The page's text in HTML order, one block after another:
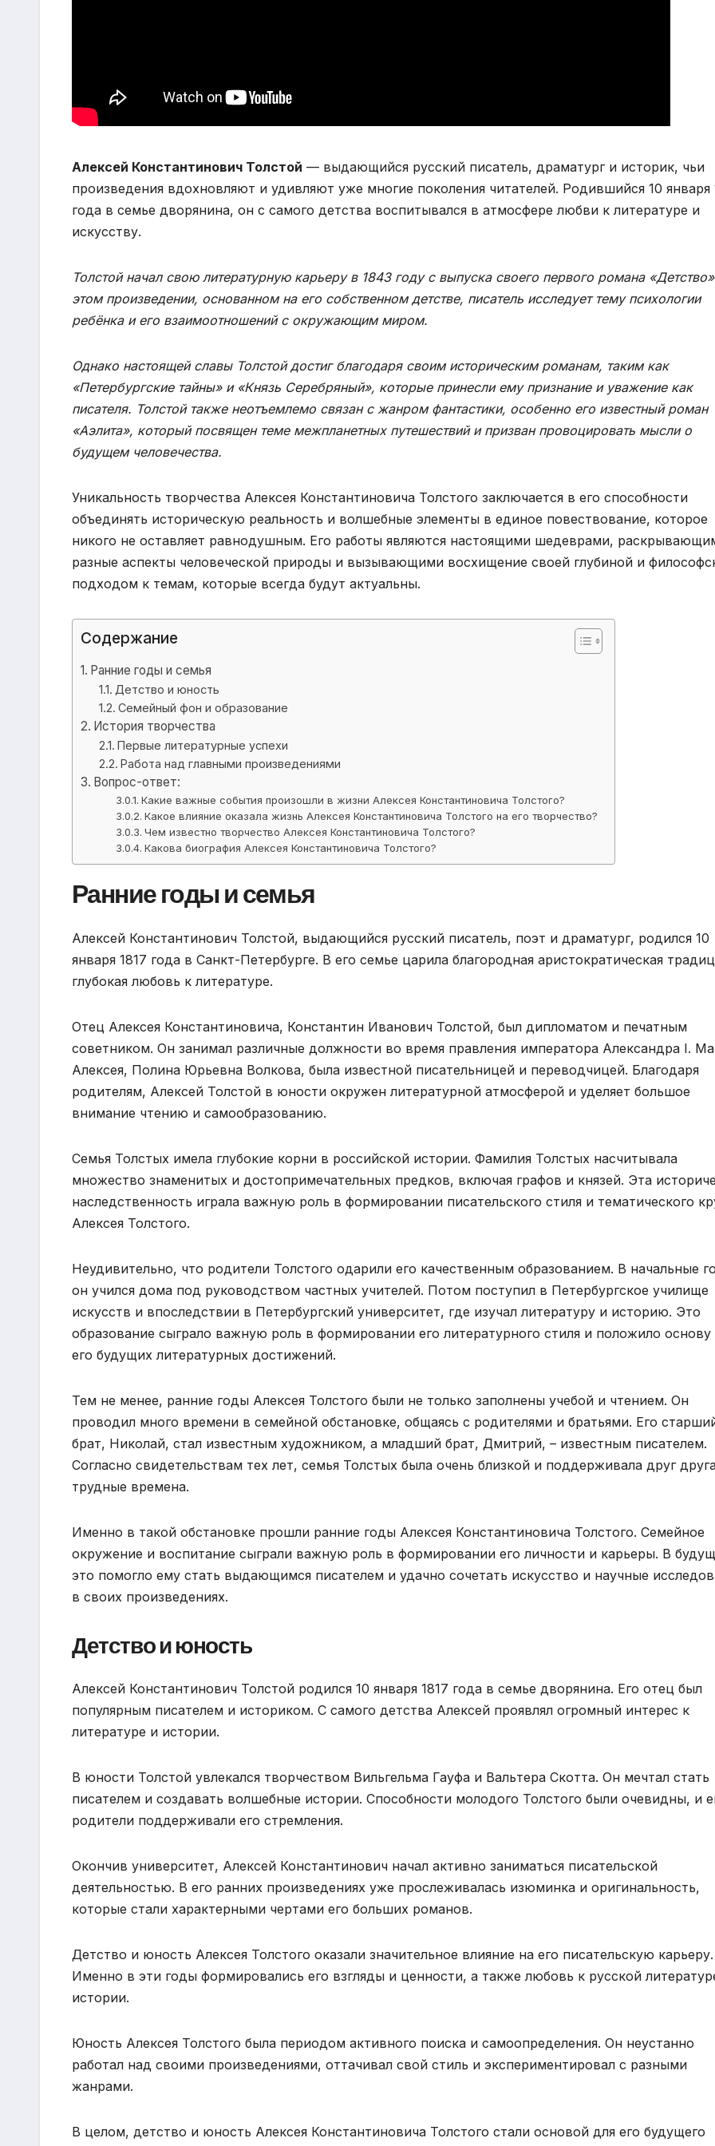
Алексей Константинович Толстой — выдающийся русский писатель, драматург и историк, чьи
произведения вдохновляют и удивляют уже многие поколения читателей. Родившийся 10 января
года в семье дворянина, он с самого детства воспитывался в атмосфере любви к литературе и
искусству.
Толстой начал свою литературную карьеру в 1843 году с выпуска своего первого романа
этом произведении, основанном на его собственном детстве, писатель исследует тему психологии
ребёнка и его взаимоотношений с окружающим миром.
Однако настоящей славы Толстой достиг благодаря своим историческим романам, таким как
«Петербургские тайны» и «Князь Серебряный», которые принесли ему признание и уважение как
писателя. Толстой также неотъемлемо связан с жанром фантастики, особенно его известный роман
«Аэлита», который посвящен теме межпланетных путешествий и призван провоцировать мысли о
будущем человечества.
Уникальность творчества Алексея Константиновича Толстого заключается в его способности
объединять историческую реальность и волшебные элементы в единое повествование, которое
никого не оставляет равнодушным. Его работы являются настоящими шедеврами,
разные аспекты человеческой природы и вызывающими восхищение своей глубиной и
подходом к темам, которые всегда будут актуальны.
Содержание
Ранние годы и семья
Детство и юность
Семейный фон и образование
История творчества
Первые литературные успехи
Работа над главными произведениями
Вопрос-ответ:
Какие важные события произошли в жизни Алексея Константиновича Толстого?
Какое влияние оказала жизнь Алексея Константиновича Толстого на его творчество?
Чем известно творчество Алексея Константиновича Толстого?
Какова биография Алексея Константиновича Толстого?
Ранние годы и семья
Алексей Константинович Толстой, выдающийся русский писатель, поэт и драматург, родился 10
января 1817 года в Санкт-Петербурге. В его семье царила благородная аристократическая
глубокая любовь к литературе.
Отец Алексея Константиновича, Константин Иванович Толстой, был дипломатом и печатным
советником. Он занимал различные должности во время правления императора Александра I.
Алексея, Полина Юрьевна Волкова, была известной писательницей и переводчицей. Благодаря
родителям, Алексей Толстой в юности окружен литературной атмосферой и уделяет большое
внимание чтению и самообразованию.
Семья Толстых имела глубокие корни в российской истории. Фамилия Толстых насчитывала
множество знаменитых и достопримечательных предков, включая графов и князей. Эта
наследственность играла важную роль в формировании писательского стиля и тематического
Алексея Толстого.
Неудивительно, что родители Толстого одарили его качественным образованием. В начальные
он учился дома под руководством частных учителей. Потом поступил в Петербургское училище
искусств и впоследствии в Петербургский университет, где изучал литературу и историю. Это
образование сыграло важную роль в формировании его литературного стиля и положило основу
его будущих литературных достижений.
Тем не менее, ранние годы Алексея Толстого были не только заполнены учебой и чтением. Он
проводил много времени в семейной обстановке, общаясь с родителями и братьями. Его
брат, Николай, стал известным художником, а младший брат, Дмитрий, – известным писателем.
Согласно свидетельствам тех лет, семья Толстых была очень близкой и поддерживала друг
трудные времена.
Именно в такой обстановке прошли ранние годы Алексея Константиновича Толстого. Семейное
окружение и воспитание сыграли важную роль в формировании его личности и карьеры. В
это помогло ему стать выдающимся писателем и удачно сочетать искусство и научные
в своих произведениях.
Детство и юность
Алексей Константинович Толстой родился 10 января 1817 года в семье дворянина. Его отец был
популярным писателем и историком. С самого детства Алексей проявлял огромный интерес к
литературе и истории.
В юности Толстой увлекался творчеством Вильгельма Гауфа и Вальтера Скотта. Он мечтал стать
писателем и создавать волшебные истории. Способности молодого Толстого были очевидны, и
родители поддерживали его стремления.
Окончив университет, Алексей Константинович начал активно заниматься писательской
деятельностью. В его ранних произведениях уже прослеживалась изюминка и оригинальность,
которые стали характерными чертами его больших романов.
Детство и юность Алексея Толстого оказали значительное влияние на его писательскую карьеру.
Именно в эти годы формировались его взгляды и ценности, а также любовь к русской
истории.
Юность Алексея Толстого была периодом активного поиска и самоопределения. Он неустанно
работал над своими произведениями, оттачивал свой стиль и экспериментировал с разными
жанрами.
В целом, детство и юность Алексея Константиновича Толстого стали основой для его будущего